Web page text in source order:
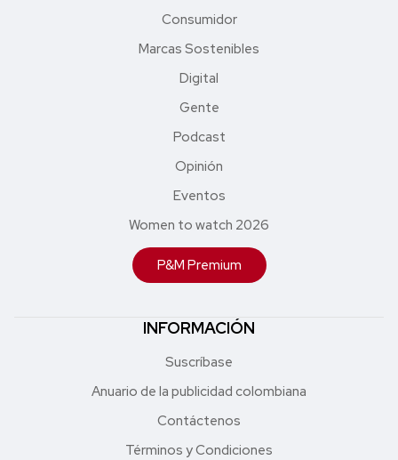
Consumidor
Marcas Sostenibles
Digital
Gente
Podcast
Opinión
Eventos
Women to watch 2026
P&M Premium
INFORMACIÓN
Suscríbase
Anuario de la publicidad colombiana
Contáctenos
Términos y Condiciones